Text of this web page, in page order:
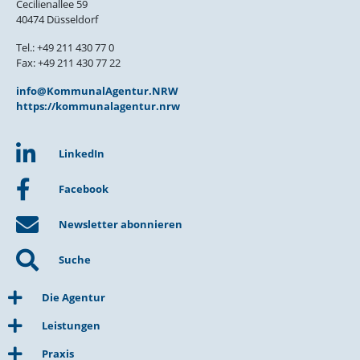
Cecilienallee 59
40474 Düsseldorf
Tel.: +49 211 430 77 0
Fax: +49 211 430 77 22
info@KommunalAgentur.NRW
https://kommunalagentur.nrw
LinkedIn
Facebook
Newsletter abonnieren
Suche
Die Agentur
Leistungen
Praxis